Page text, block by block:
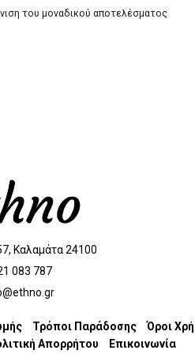
του μοναδικού αποτελέσματος
Καλαμάτα 24100
083 787
Τρόποι Παράδοσης
Όροι
Απορρήτου Επικοινωνία